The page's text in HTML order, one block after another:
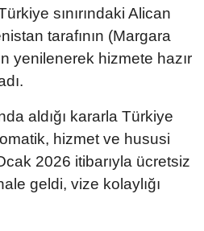
sınırındaki Alican
tarafının (Margara
yenilenerek hizmete hazır
aldığı kararla Türkiye
hizmet ve hususi
2026 itibarıyla ücretsiz
geldi, vize kolaylığı